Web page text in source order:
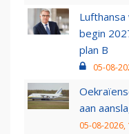
begin
plan B
05-08-
aan
05-08-2026,